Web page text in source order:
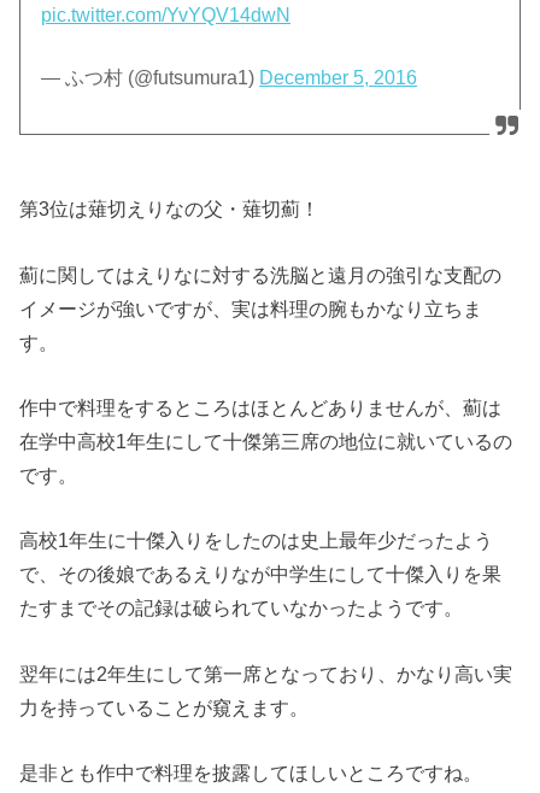
pic.twitter.com/YvYQV14dwN
— ふつ村 (@futsumura1) December 5, 2016
第3位は薙切えりなの父・薙切薊！
薊に関してはえりなに対する洗脳と遠月の強引な支配の
イメージが強いですが、実は料理の腕もかなり立ちま
す。
作中で料理をするところはほとんどありませんが、薊は
在学中高校1年生にして十傑第三席の地位に就いているの
です。
高校1年生に十傑入りをしたのは史上最年少だったよう
で、その後娘であるえりなが中学生にして十傑入りを果
たすまでその記録は破られていなかったようです。
翌年には2年生にして第一席となっており、かなり高い実
力を持っていることが窺えます。
是非とも作中で料理を披露してほしいところですね。